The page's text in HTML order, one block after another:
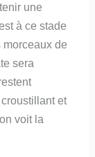
une
à ce stade
de
sera
et
voit la